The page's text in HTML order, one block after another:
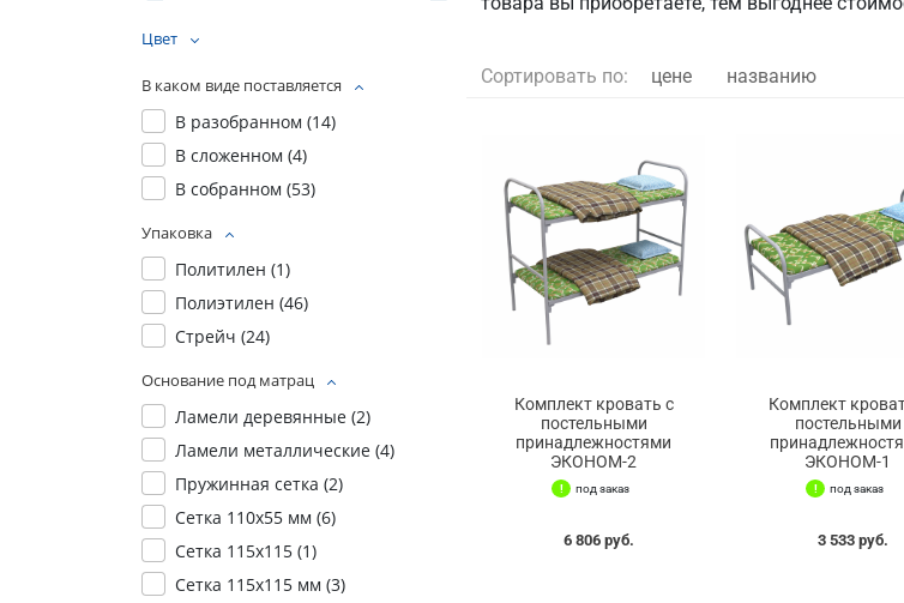
Цвет
В каком виде поставляется
В разобранном (14)
В сложенном (4)
В собранном (53)
Упаковка
Политилен (1)
Полиэтилен (46)
Стрейч (24)
Основание под матрац
Ламели деревянные (2)
Ламели металлические (4)
Пружинная сетка (2)
Сетка 110х55 мм (6)
Сетка 115х115 (1)
Сетка 115х115 мм (3)
Сортировать по: цене названию
Комплект кровать с
постельными
принадлежностями
ЭКОНОМ-2
под заказ
6 806 руб.
Комплект
постельными
ЭКОНОМ-1
под заказ
3 533 руб.